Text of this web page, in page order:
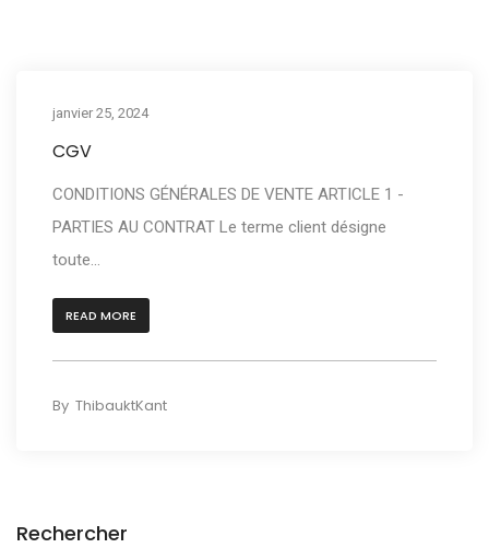
janvier 25, 2024
CGV
CONDITIONS GÉNÉRALES DE VENTE ARTICLE 1 -
PARTIES AU CONTRAT Le terme client désigne
toute...
READ MORE
By ThibauktKant
Rechercher